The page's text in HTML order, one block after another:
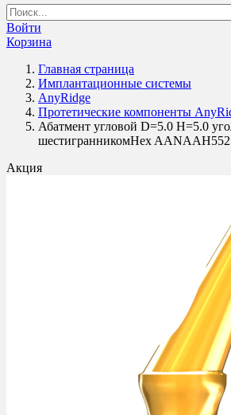
Войти
Корзина
Главная страница
Имплантационные системы
AnyRidge
Протетические компоненты
Абатмент угловой D=5.0 H=5.0
шестигранникомHex
Акция